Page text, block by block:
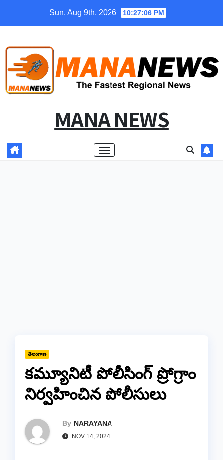
Sun. Aug 9th, 2026 10:27:07 PM
MANA NEWS
తెలంగాణ
కమ్యూనిటీ పోలీసింగ్ ప్రోగ్రాం
నిర్వహించిన పోలీసులు
By NARAYANA
NOV 14, 2024